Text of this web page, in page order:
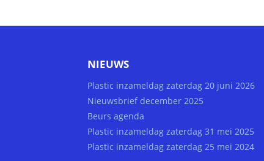
NIEUWS
Plastic inzameldag zaterdag 20 juni 2026
Nieuwsbrief december 2025
Beurs agenda
Plastic inzameldag zaterdag 31 mei 2025
Plastic inzameldag zaterdag 25 mei 2024